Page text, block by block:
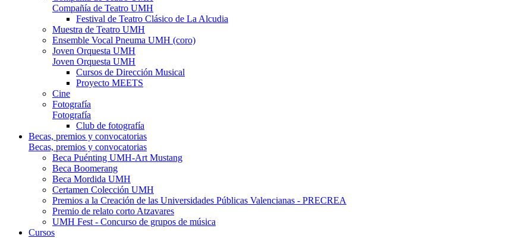
Compañía de Teatro UMH
Festival de Teatro Clásico de La Alcudia
Muestra de Teatro UMH
Ensemble Vocal Pneuma UMH (coro)
Joven Orquesta UMH
Joven Orquesta UMH
Cursos de Dirección Musical
Proyecto MEETS
Cine
Fotografía
Fotografía
Club de fotografía
Becas, premios y convocatorias
Becas, premios y convocatorias
Beca Puénting UMH-Art Mustang
Beca Boomerang
Beca Mordida UMH
Certamen Colección UMH
Premios a la Creación de las Universidades Públicas Valencianas - PRECREA
Premio de relato corto Atzavares
UMH Fest - Concurso de grupos de música
Cursos